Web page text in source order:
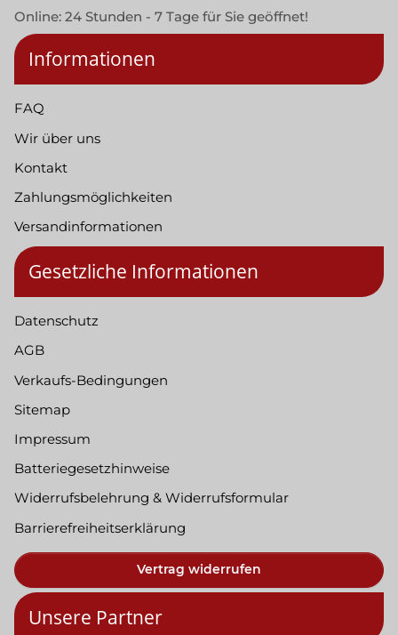
Online: 24 Stunden - 7 Tage für Sie geöffnet!
Informationen
FAQ
Wir über uns
Kontakt
Zahlungsmöglichkeiten
Versandinformationen
Gesetzliche Informationen
Datenschutz
AGB
Verkaufs-Bedingungen
Sitemap
Impressum
Batteriegesetzhinweise
Widerrufsbelehrung & Widerrufsformular
Barrierefreiheitserklärung
Vertrag widerrufen
Unsere Partner